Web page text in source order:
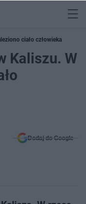
ciało człowieka
Kaliszu. W
Dodaj do Google